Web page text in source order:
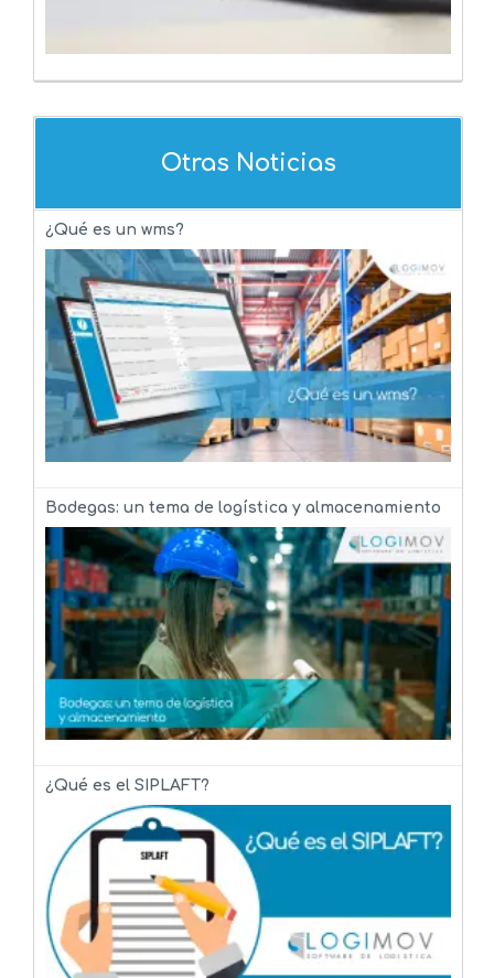
Otras Noticias
¿Qué es un wms?
Bodegas: un tema de logística y almacenamiento
¿Qué es el SIPLAFT?